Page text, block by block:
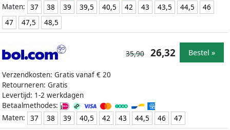
Maten:
37 38 39 39,5 40,5 42 43 43,5 44,5
46
47
47,5 48,5
Verzendkosten: Gratis vanaf € 20
Retourneren: Gratis
Levertijd: 1-2 werkdagen
Betaalmethodes:
Maten:
37 38 39 40,5 42 43 44,5 46 47
35,90 26,32 Bestel »